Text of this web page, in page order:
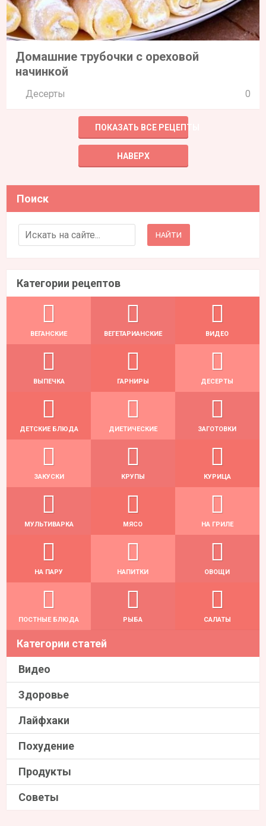
Домашние трубочки с ореховой
начинкой
Десерты 0
ПОКАЗАТЬ ВСЕ РЕЦЕПТЫ
НАВЕРХ
Поиск
Search for:
Категории рецептов
ВЕГАНСКИЕ ВЕГЕТАРИАНСКИЕ ВИДЕО
ВЫПЕЧКА ГАРНИРЫ ДЕСЕРТЫ
ДЕТСКИЕ БЛЮДА ДИЕТИЧЕСКИЕ ЗАГОТОВКИ
ЗАКУСКИ КРУПЫ КУРИЦА
МУЛЬТИВАРКА МЯСО НА ГРИЛЕ
НА ПАРУ НАПИТКИ ОВОЩИ
ПОСТНЫЕ БЛЮДА РЫБА САЛАТЫ
Категории статей
Видео
Здоровье
Лайфхаки
Похудение
Продукты
Советы